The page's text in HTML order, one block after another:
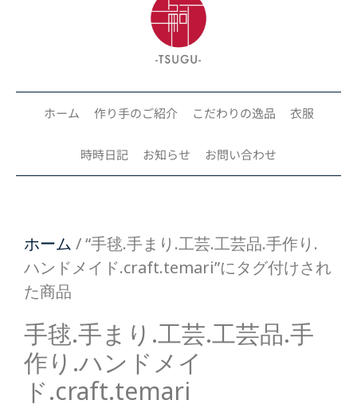
ホーム 作り手のご紹介 こだわりの逸品 衣服
時時日記 お知らせ お問い合わせ
ホーム / “手毬.手まり.工芸.工芸品.手作り.
ハンドメイド.craft.temari”にタグ付けされ
た商品
手毬.手まり.工芸.工芸品.手
作り.ハンドメイ
ド.craft.temari